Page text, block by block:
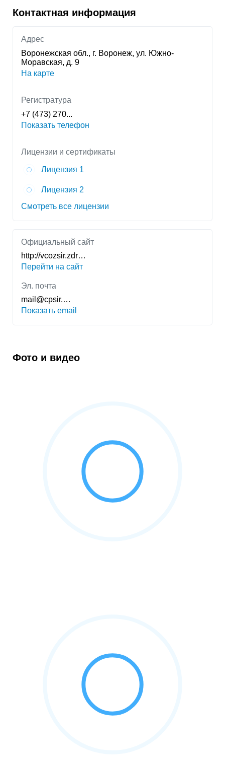
Контактная информация
Адрес
Воронежская обл., г. Воронеж, ул. Южно-
Моравская, д. 9
На карте
Регистратура
+7 (473) 270...
Показать телефон
Лицензии и сертификаты
Лицензия 1
Лицензия 2
Смотреть все лицензии
Официальный сайт
http://vcozsir.zdr…
Перейти на сайт
Эл. почта
mail@cpsir.…
Показать email
Фото и видео